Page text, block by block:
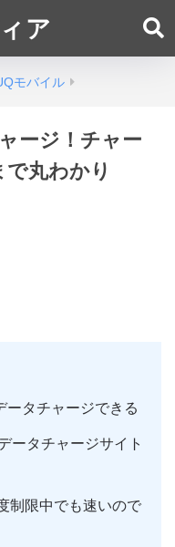
ア
モバイル
ージ！チャー
丸わかり
ータチャージできる
ータチャージサイト
制限中でも速いので